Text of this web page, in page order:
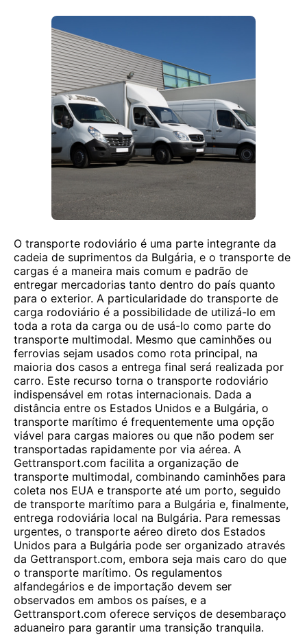
O transporte rodoviário é uma parte integrante da
cadeia de suprimentos da Bulgária, e o transporte de
cargas é a maneira mais comum e padrão de
entregar mercadorias tanto dentro do país quanto
para o exterior. A particularidade do transporte de
carga rodoviário é a possibilidade de utilizá-lo em
toda a rota da carga ou de usá-lo como parte do
transporte multimodal. Mesmo que caminhões ou
ferrovias sejam usados ​​como rota principal, na
maioria dos casos a entrega final será realizada por
carro. Este recurso torna o transporte rodoviário
indispensável em rotas internacionais. Dada a
distância entre os Estados Unidos e a Bulgária, o
transporte marítimo é frequentemente uma opção
viável para cargas maiores ou que não podem ser
transportadas rapidamente por via aérea. A
Gettransport.com facilita a organização de
transporte multimodal, combinando caminhões para
coleta nos EUA e transporte até um porto, seguido
de transporte marítimo para a Bulgária e, finalmente,
entrega rodoviária local na Bulgária. Para remessas
urgentes, o transporte aéreo direto dos Estados
Unidos para a Bulgária pode ser organizado através
da Gettransport.com, embora seja mais caro do que
o transporte marítimo. Os regulamentos
alfandegários e de importação devem ser
observados em ambos os países, e a
Gettransport.com oferece serviços de desembaraço
aduaneiro para garantir uma transição tranquila.